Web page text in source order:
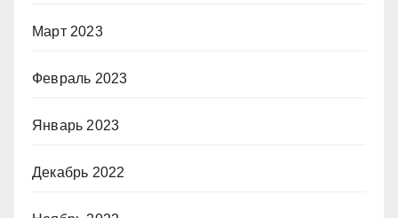
Март 2023
Февраль 2023
Январь 2023
Декабрь 2022